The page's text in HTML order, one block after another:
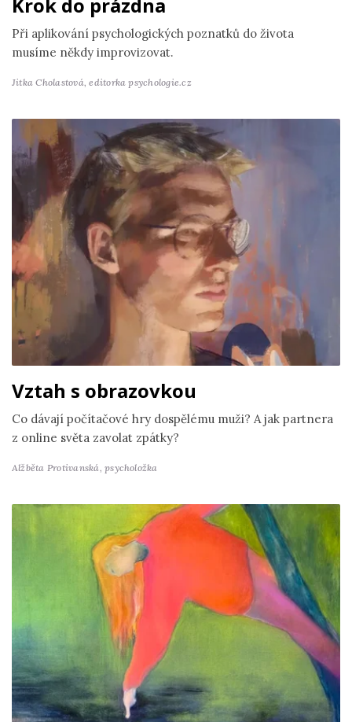
Při aplikování psychologických poznatků do života
musíme někdy improvizovat.
Jitka Cholastová,editorka psychologie.cz
Vztah s obrazovkou
Co dávají počítačové hry dospělému muži? A jak partnera
z online světa zavolat zpátky?
Alžběta Protivanská,psycholožka